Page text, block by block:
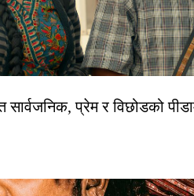
सार्वजनिक, प्रेम र विछोडको